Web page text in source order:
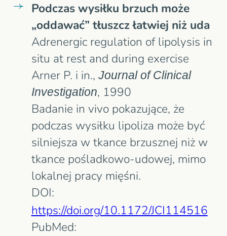
Podczas wysiłku brzuch może
„oddawać” tłuszcz łatwiej niż uda
Adrenergic regulation of lipolysis in
situ at rest and during exercise
Arner P. i in., Journal of Clinical
Investigation, 1990
Badanie in vivo pokazujące, że
podczas wysiłku lipoliza może być
silniejsza w tkance brzusznej niż w
tkance pośladkowo-udowej, mimo
lokalnej pracy mięśni.
DOI:
https://doi.org/10.1172/JCI114516
PubMed: